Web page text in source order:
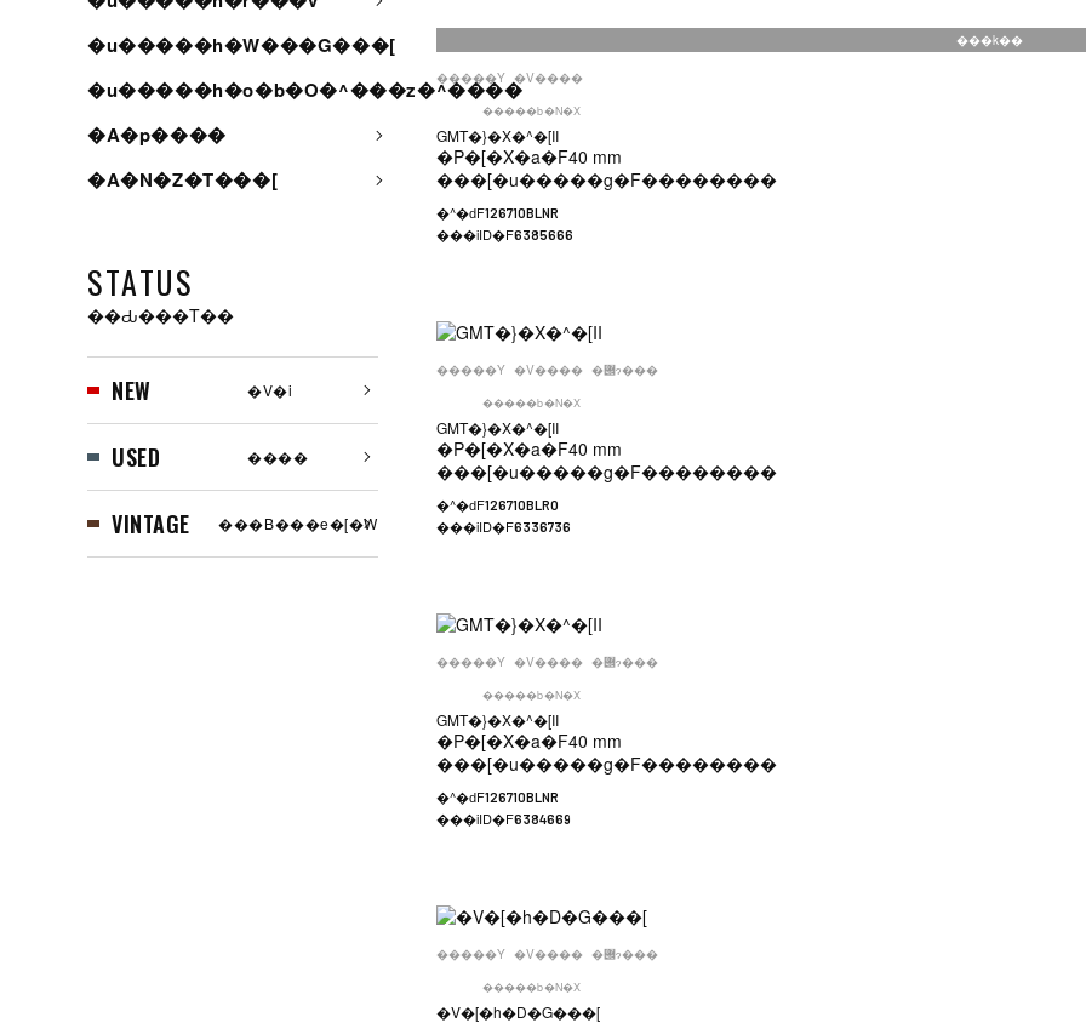
���k��
�����Y �V����
�����b�N�X
GMT�}�X�^�[II
�P�[�X�a�F40 mm
���[�u�����g�F��������
�^�ԁF126710BLNR
���iID�F6385666
�����Y �V���� �݌ɂ���
�����b�N�X
GMT�}�X�^�[II
�P�[�X�a�F40 mm
���[�u�����g�F��������
�^�ԁF126710BLRO
���iID�F6336736
�����Y �V���� �݌ɂ���
�����b�N�X
GMT�}�X�^�[II
�P�[�X�a�F40 mm
���[�u�����g�F��������
�^�ԁF126710BLNR
���iID�F6384669
�����Y �V���� �݌ɂ���
�����b�N�X
�V�[�h�D�G���[
�u�����h�W���G���[
�u�����h�o�b�O�^���z�^����
�A�p����
�A�N�Z�T���[
STATUS
��Ԃ���T��
NEW �V�i
USED ����
VINTAGE ���B���e�[�W